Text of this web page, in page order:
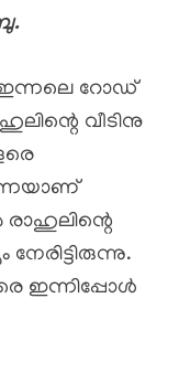
ഇന്നലെ റോഡ്
വീടിനു
രാഹുലിന്റെ
ഇന്നിപ്പോൾ